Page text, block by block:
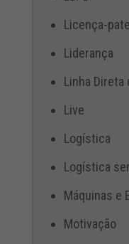
Licença-
Liderança
Linha Direta
Live
Logística
Logística
Máquinas e
Motivação